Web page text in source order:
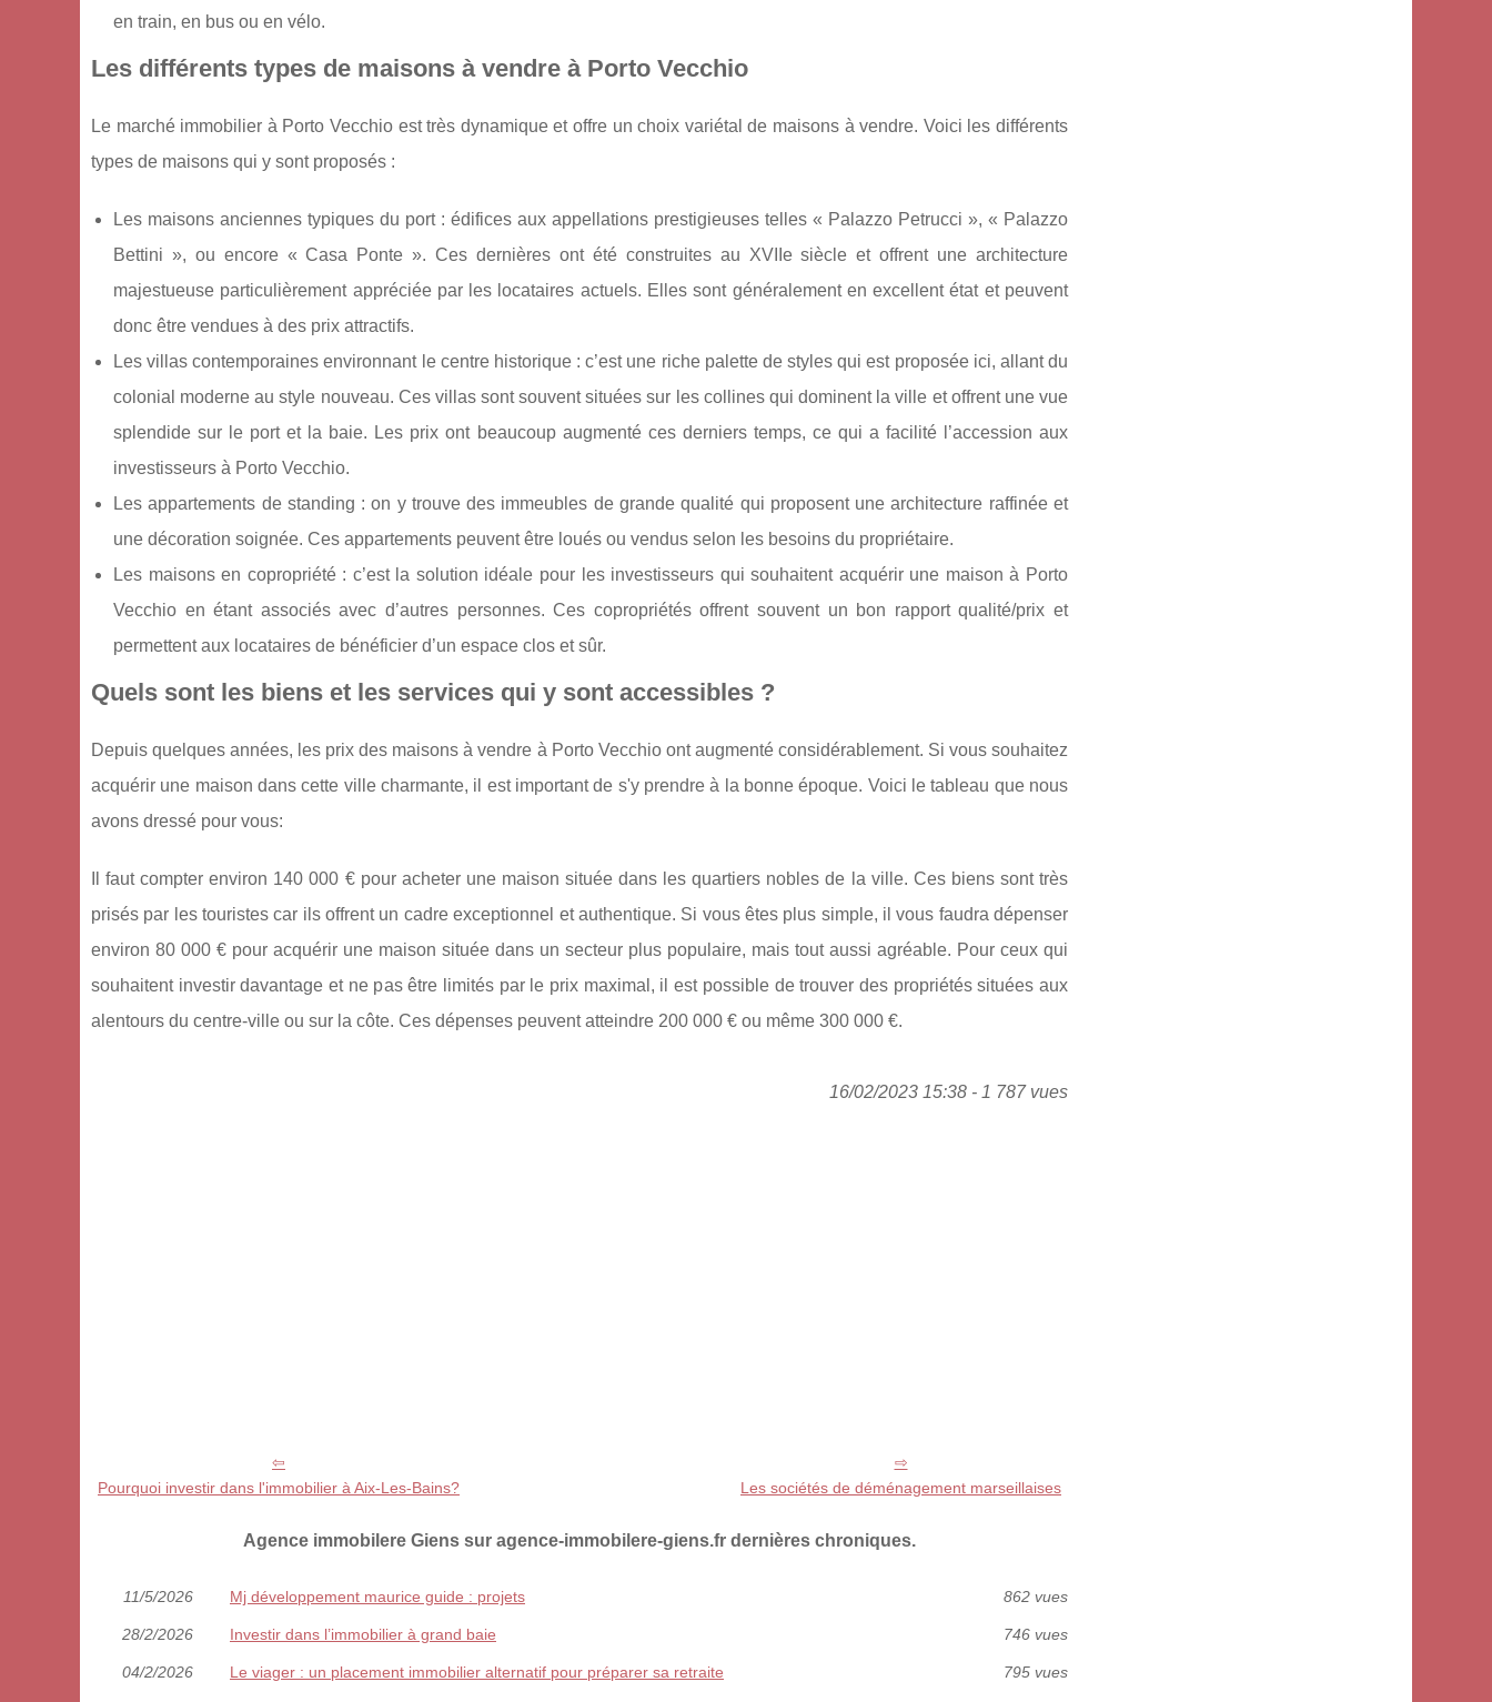
en train, en bus ou en vélo.
Les différents types de maisons à vendre à Porto Vecchio
Le marché immobilier à Porto Vecchio est très dynamique et offre un choix variétal de maisons à vendre. Voici les différents
types de maisons qui y sont proposés :
Les maisons anciennes typiques du port : édifices aux appellations prestigieuses telles « Palazzo Petrucci », « Palazzo
Bettini », ou encore « Casa Ponte ». Ces dernières ont été construites au XVIIe siècle et offrent une architecture
majestueuse particulièrement appréciée par les locataires actuels. Elles sont généralement en excellent état et peuvent
donc être vendues à des prix attractifs.
Les villas contemporaines environnant le centre historique : c’est une riche palette de styles qui est proposée ici, allant du
colonial moderne au style nouveau. Ces villas sont souvent situées sur les collines qui dominent la ville et offrent une vue
splendide sur le port et la baie. Les prix ont beaucoup augmenté ces derniers temps, ce qui a facilité l’accession aux
investisseurs à Porto Vecchio.
Les appartements de standing : on y trouve des immeubles de grande qualité qui proposent une architecture raffinée et
une décoration soignée. Ces appartements peuvent être loués ou vendus selon les besoins du propriétaire.
Les maisons en copropriété : c’est la solution idéale pour les investisseurs qui souhaitent acquérir une maison à Porto
Vecchio en étant associés avec d’autres personnes. Ces copropriétés offrent souvent un bon rapport qualité/prix et
permettent aux locataires de bénéficier d’un espace clos et sûr.
Quels sont les biens et les services qui y sont accessibles ?
Depuis quelques années, les prix des maisons à vendre à Porto Vecchio ont augmenté considérablement. Si vous souhaitez
acquérir une maison dans cette ville charmante, il est important de s'y prendre à la bonne époque. Voici le tableau que nous
avons dressé pour vous:
Il faut compter environ 140 000 € pour acheter une maison située dans les quartiers nobles de la ville. Ces biens sont très
prisés par les touristes car ils offrent un cadre exceptionnel et authentique. Si vous êtes plus simple, il vous faudra dépenser
environ 80 000 € pour acquérir une maison située dans un secteur plus populaire, mais tout aussi agréable. Pour ceux qui
souhaitent investir davantage et ne pas être limités par le prix maximal, il est possible de trouver des propriétés situées aux
alentours du centre-ville ou sur la côte. Ces dépenses peuvent atteindre 200 000 € ou même 300 000 €.
16/02/2023 15:38 - 1 787 vues
Pourquoi investir dans l'immobilier à Aix-Les-Bains? Les sociétés de déménagement marseillaises
Agence immobilere Giens sur agence-immobilere-giens.fr dernières chroniques.
11/5/2026 Mj développement maurice guide : projets 862 vues
28/2/2026 Investir dans l’immobilier à grand baie 746 vues
04/2/2026 Le viager : un placement immobilier alternatif pour préparer sa retraite 795 vues